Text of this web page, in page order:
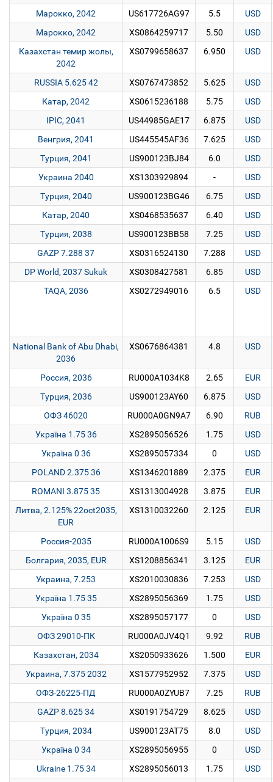
Марокко, 2042
US617726AG97 5.5
USD
Марокко, 2042
XS0864259717 5.50
USD
Казахстан темир жолы,
2042
XS0799658637 6.950 USD
RUSSIA 5.625 42 XS0767473852 5.625
USD
Катар, 2042
XS0615236188 5.75
USD
IPIC, 2041
US44985GAE17 6.875
USD
Венгрия, 2041
US445545AF36 7.625
USD
Турция, 2041
US900123BJ84 6.0
USD
Украина 2040
XS1303929894 -
USD
Турция, 2040
US900123BG46 6.75
USD
Катар, 2040
XS0468535637 6.40
USD
Турция, 2038
US900123BB58 7.25
USD
GAZP 7.288 37
XS0316524130 7.288
USD
DP World, 2037 Sukuk
XS0308427581 6.85
USD
TAQA, 2036
XS0272949016 6.5 USD
National Bank of Abu Dhabi,
2036
XS0676864381 4.8 USD
Россия, 2036 RU000A1034K8 2.65
EUR
Турция, 2036
US900123AY60 6.875
USD
ОФЗ 46020
RU000A0GN9A7 6.90
RUB
Україна 1.75 36
XS2895056526 1.75
USD
Україна 0 36
XS2895057334 0
USD
POLAND 2.375 36
XS1346201889 2.375
EUR
ROMANI 3.875 35
XS1313004928 3.875
EUR
Литва, 2.125% 22oct2035,
EUR
XS1310032260 2.125 EUR
Россия-2035 RU000A1006S9 5.15
USD
Болгария, 2035, EUR
XS1208856341 3.125
EUR
Украина, 7.253
XS2010030836 7.253
USD
Україна 1.75 35
XS2895056369 1.75
USD
Україна 0 35
XS2895057177 0
USD
ОФЗ 29010-ПК
RU000A0JV4Q1 9.92
RUB
Казахстан, 2034
XS2050933626 1.500
EUR
Украина, 7.375 2032
XS1577952952 7.375
USD
ОФЗ-26225-ПД
RU000A0ZYUB7 7.25
RUB
GAZP 8.625 34
XS0191754729 8.625
USD
Турция, 2034
US900123AT75 8.0
USD
Україна 0 34
XS2895056955 0
USD
Ukraine 1.75 34
XS2895056013 1.75
USD